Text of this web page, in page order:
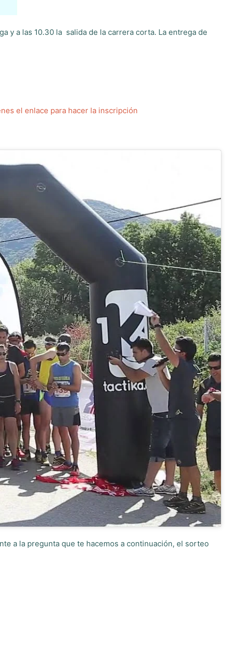
y a las 10.30 la salida de la carrera corta. La entrega de
el enlace para hacer la inscripción
a la pregunta que te hacemos a continuación, el sorteo